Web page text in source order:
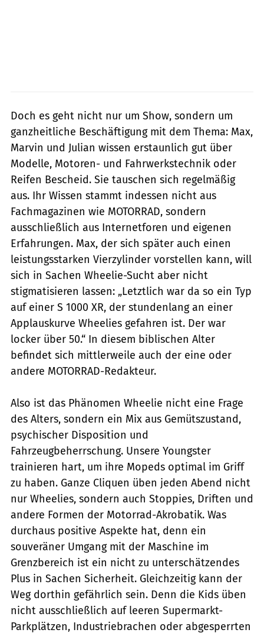
Doch es geht nicht nur um Show, sondern um
ganzheitliche Beschäftigung mit dem Thema: Max,
Marvin und Julian wissen erstaunlich gut über
Modelle, Motoren- und Fahrwerkstechnik oder
Reifen Bescheid. Sie tauschen sich regelmäßig
aus. Ihr Wissen stammt indessen nicht aus
Fachmagazinen wie MOTORRAD, sondern
ausschließlich aus Internetforen und ei­genen
Erfahrungen. Max, der sich später auch einen
leistungsstarken Vierzylinder vorstellen kann, will
sich in Sachen Wheelie-Sucht aber nicht
stigmatisieren lassen: „Letztlich war da so ein Typ
auf einer S 1000 XR, der stundenlang an einer
Applauskurve Wheelies gefahren ist. Der war
locker über 50.“ In diesem biblischen Alter
befindet sich mittlerweile auch der eine oder
andere MOTORRAD-Redakteur.
Also ist das Phänomen Wheelie nicht ­eine Frage
des Alters, sondern ein Mix aus Gemütszustand,
psychischer Disposi­tion und
Fahrzeugbeherrschung. Unsere Youngs­ter
trainieren hart, um ihre Mopeds optimal im Griff
zu haben. Ganze Cliquen üben jeden Abend nicht
nur Wheelies, sondern auch Stoppies, Driften und
andere Formen der Motorrad-Akrobatik. Was
durchaus positive Aspekte hat, denn ein
souveräner Umgang mit der Maschine im
Grenzbereich ist ein nicht zu unterschätzendes
Plus in Sachen Sicherheit. Gleichzeitig kann der
Weg dorthin gefährlich sein. Denn die Kids üben
nicht ausschließlich auf leeren Supermarkt-
Parkplätzen, Industriebrachen oder abgesperrten